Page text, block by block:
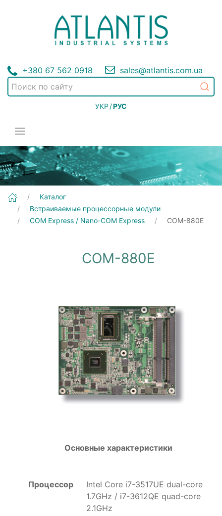
+380 67 562 0918 sales@atlantis.com.ua
УКР /РУС
Каталог
Встраиваемые процессорные модули
COM Express / Nano-COM Express
COM-880E
COM-880E
Основные характеристики
Процессор
Intel Core i7-3517UE dual-core
1.7GHz / i7-3612QE quad-core
2.1GHz